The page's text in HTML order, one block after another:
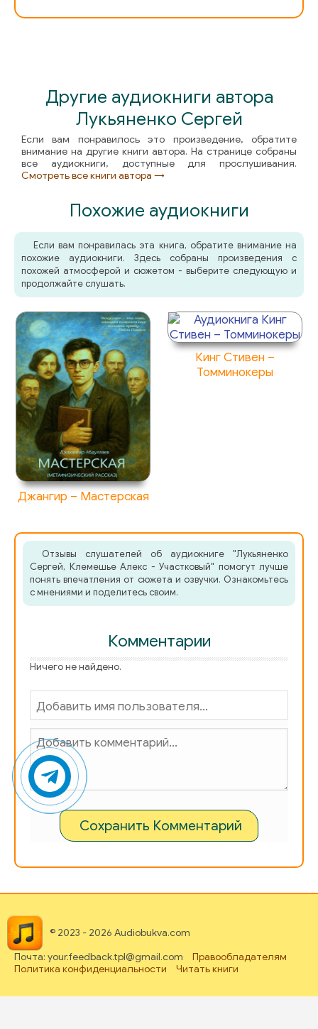
Другие аудиокниги автора
Лукьяненко Сергей
Если вам понравилось это произведение, обратите
внимание на другие книги автора. На странице собраны
все аудиокниги, доступные для прослушивания.
Смотреть все книги автора →
Похожие аудиокниги
Если вам понравилась эта книга, обратите внимание на
похожие аудиокниги. Здесь собраны произведения с
похожей атмосферой и сюжетом - выберите следующую и
продолжайте слушать.
Джангир – Мастерская
Кинг Стивен –
Томминокеры
Отзывы слушателей об аудиокниге "Лукьяненко
Сергей, Клемешье Алекс - Участковый" помогут лучше
понять впечатления от сюжета и озвучки. Ознакомьтесь
с мнениями и поделитесь своим.
Комментарии
Ничего не найдено.
Сохранить Комментарий
© 2023 - 2026 Audiobukva.com
Почта: your.feedback.tpl@gmail.com
Правообладателям
Политика конфиденциальности
Читать книги